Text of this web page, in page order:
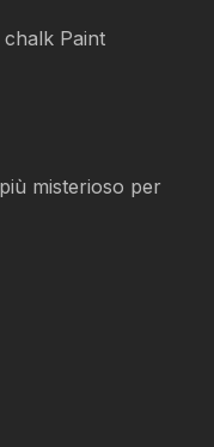
Paint
misterioso per